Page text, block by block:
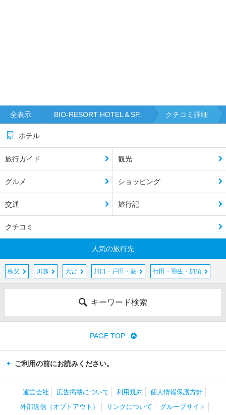
全表示 BIO‐RESORT HOTEL＆SP.. クチコミ詳細
ホテル
旅行ガイド 観光
グルメ ショッピング
交通 旅行記
クチコミ
人気の旅行先
秩父 川越 大宮 川口・戸田・蕨 行田・羽生・加須
キーワード検索
PAGE TOP
ご利用の前にお読みください。
運営会社 広告掲載について 利用規約
個人情報保護方針
外部送信（オプトアウト）
リンクについて グループサイト